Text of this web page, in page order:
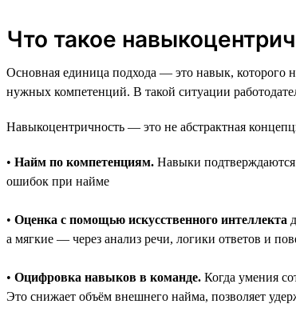
Что такое
Основная единица подхода — это навык, которого
нужных компетенций. В такой ситуации
Навыкоцентричность — это не абстрактная
• Найм по компетенциям. Навыки подтверждаются
ошибок при найме
• Оценка с помощью искусственного интеллекта
а мягкие — через анализ речи, логики ответов и
• Оцифровка навыков в команде. Когда умения
Это снижает объём внешнего найма, позволяет